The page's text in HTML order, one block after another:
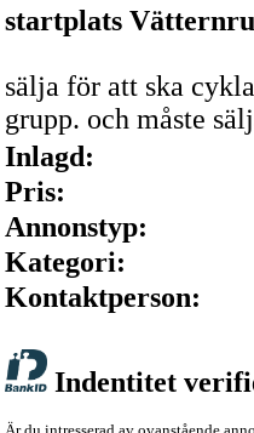
startplats
sälja för att ska
grupp. och måste
Inlagd:
Pris:
Annonstyp:
Kategori:
Kontaktperson:
Indentitet